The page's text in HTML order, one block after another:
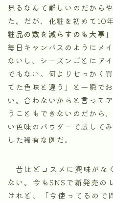
見るなんて難しいのだから
た。だが、化粧を初めて10
粧品の数を減らすのも大事」
毎日キャンバスのようにメ
ないし、シーズンごとにア
でもない。何よりせっかく
てた色味と違う」と一瞬で
い。合わないからと言って
うこともできないのだから
い色味のパウダーで試して
した稀有な例だ。
昔ほどコスメに興味がな
ない。今もSNSで新発売の
けれど、「今使ってるの